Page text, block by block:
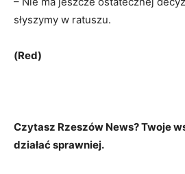
słyszymy w ratuszu.
(Red)
Czytasz Rzeszów News? Twoje
działać sprawniej.